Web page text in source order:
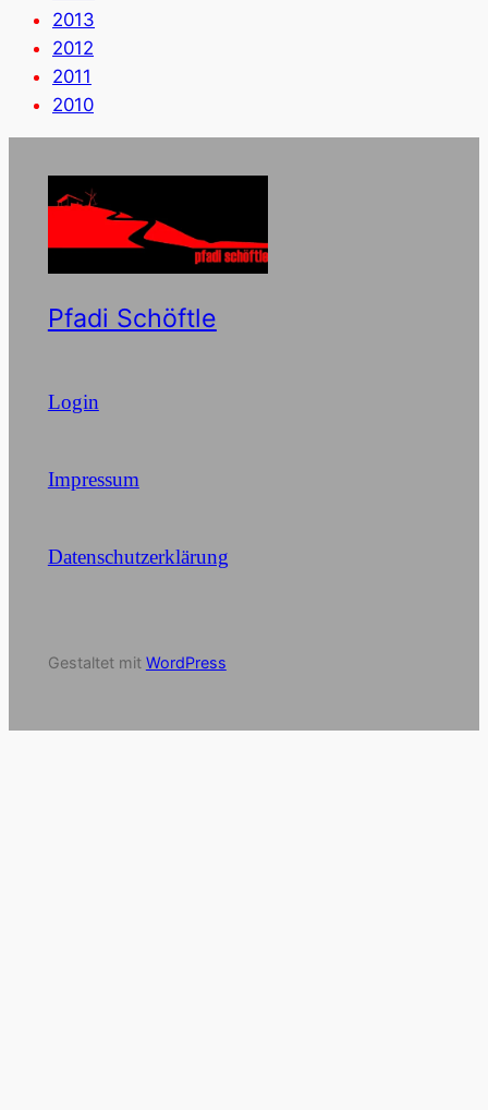
2013
2012
2011
2010
Pfadi Schöftle
Login
Impressum
Datenschutzerklärung
Gestaltet mit WordPress